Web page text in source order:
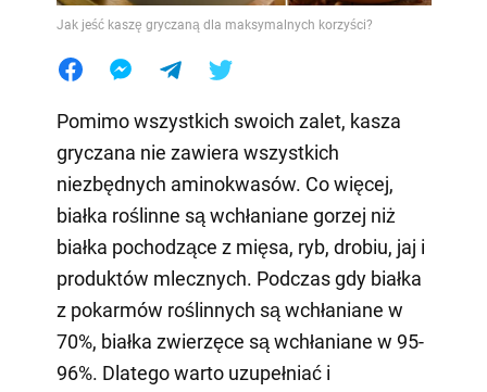
Jak jeść kaszę gryczaną dla maksymalnych korzyści?
Pomimo wszystkich swoich zalet, kasza
gryczana nie zawiera wszystkich
niezbędnych aminokwasów. Co więcej,
białka roślinne są wchłaniane gorzej niż
białka pochodzące z mięsa, ryb, drobiu, jaj i
produktów mlecznych. Podczas gdy białka
z pokarmów roślinnych są wchłaniane w
70%, białka zwierzęce są wchłaniane w 95-
96%. Dlatego warto uzupełniać i